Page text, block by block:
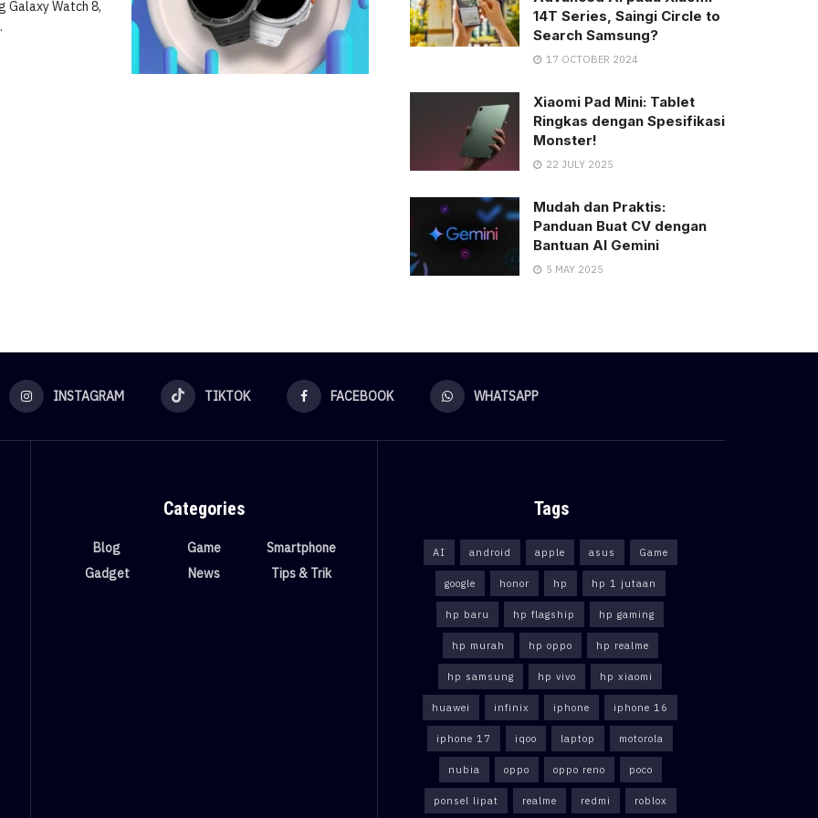
Galaxy Watch 8,
14T Series, Saingi Circle to
Search Samsung?
17 OCTOBER 2024
Xiaomi Pad Mini: Tablet
Ringkas dengan Spesifikasi
Monster!
22 JULY 2025
Mudah dan Praktis:
Panduan Buat CV dengan
Bantuan AI Gemini
5 MAY 2025
INSTAGRAM TIKTOK FACEBOOK WHATSAPP
Categories
Blog
Gadget
Game
News
Smartphone
Tips & Trik
Tags
AI android apple asus Game
google honor hp hp 1 jutaan
hp baru hp flagship hp gaming
hp murah hp oppo hp realme
hp samsung hp vivo hp xiaomi
huawei infinix iphone iphone 16
iphone 17 iqoo laptop motorola
nubia oppo oppo reno poco
ponsel lipat realme redmi roblox